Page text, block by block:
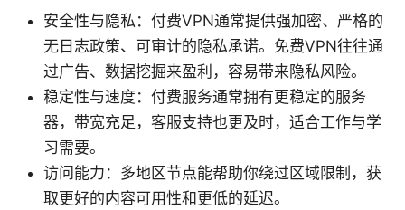
安全性与隐私：付费VPN通常提供强加密、严格的
无日志政策、可审计的隐私承诺。免费VPN往往通
过广告、数据挖掘来盈利，容易带来隐私风险。
稳定性与速度：付费服务通常拥有更稳定的服务
器，带宽充足，客服支持也更及时，适合工作与学
习需要。
访问能力：多地区节点能帮助你绕过区域限制，获
取更好的内容可用性和更低的延迟。